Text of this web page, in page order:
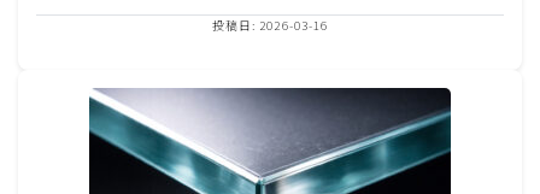
投稿日: 2026-03-16